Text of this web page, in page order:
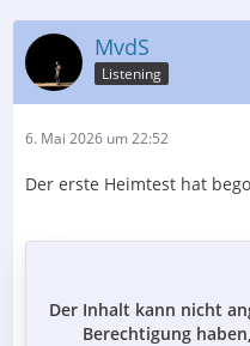
MvdS
Listening
6. Mai 2026 um 22:52
Der erste Heimtest hat
Der Inhalt kann nicht
Berechtigung